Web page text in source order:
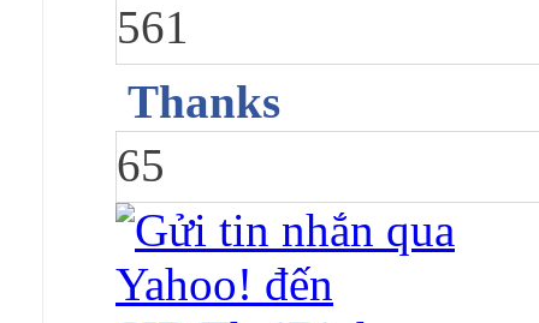
561
Thanks
65